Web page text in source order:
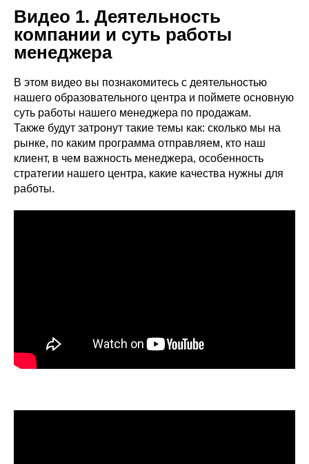
Видео 1. Деятельность
компании и суть работы
менеджера
В этом видео вы познакомитесь с деятельностью
нашего образовательного центра и поймете основную
суть работы нашего менеджера по продажам.
Также будут затронут такие темы как: сколько мы на
рынке, по каким программа отправляем, кто наш
клиент, в чем важность менеджера, особенность
стратегии нашего центра, какие качества нужны для
работы.